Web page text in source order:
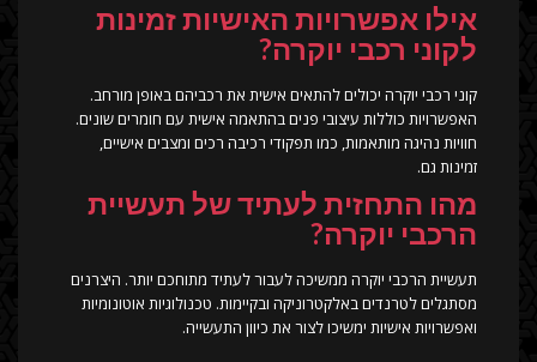
אילו אפשרויות האישיות זמינות
לקוני רכבי יוקרה?
קוני רכבי יוקרה יכולים להתאים אישית את רכביהם באופן מורחב.
האפשרויות כוללות עיצובי פנים בהתאמה אישית עם חומרים שונים.
חוויות נהיגה מותאמות, כמו תפקודי רכיבה רכים ומצבים אישיים,
זמינות גם.
מהו התחזית לעתיד של תעשיית
הרכבי יוקרה?
תעשיית הרכבי יוקרה ממשיכה לעבור לעתיד מתוחכם יותר. היצרנים
מסתגלים לטרנדים באלקטרוניקה ובקיימות. טכנולוגיות אוטונומיות
ואפשרויות אישיות ימשיכו לצור את כיוון התעשייה.